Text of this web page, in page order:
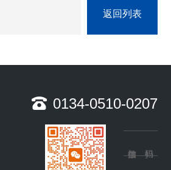
返回列表
0134-0510-0207